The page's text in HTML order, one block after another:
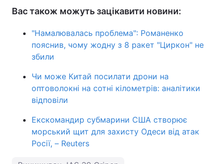
Вас також можуть зацікавити новини:
"Намалювалась проблема": Романенко
пояснив, чому жодну з 8 ракет "Циркон" не
збили
Чи може Китай посилати дрони на
оптоволокні на сотні кілометрів: аналітики
відповіли
Екскомандир субмарини США створює
морський щит для захисту Одеси від атак
Росії, – Reuters